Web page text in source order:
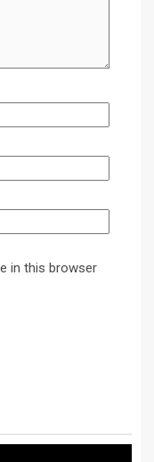
in this browser